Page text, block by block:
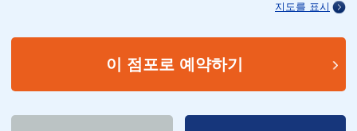
지도를 표시
이 점포로 예약하기